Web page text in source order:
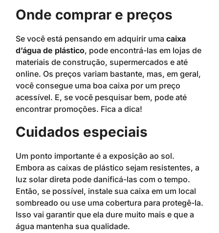
Onde comprar e preços
Se você está pensando em adquirir uma caixa
d’água de plástico, pode encontrá-las em lojas de
materiais de construção, supermercados e até
online. Os preços variam bastante, mas, em geral,
você consegue uma boa caixa por um preço
acessível. E, se você pesquisar bem, pode até
encontrar promoções. Fica a dica!
Cuidados especiais
Um ponto importante é a exposição ao sol.
Embora as caixas de plástico sejam resistentes, a
luz solar direta pode danificá-las com o tempo.
Então, se possível, instale sua caixa em um local
sombreado ou use uma cobertura para protegê-la.
Isso vai garantir que ela dure muito mais e que a
água mantenha sua qualidade.